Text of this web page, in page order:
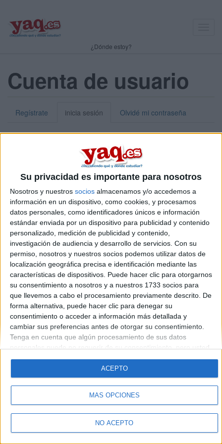
Su privacidad es importante para nosotros
Nosotros y nuestros socios almacenamos y/o accedemos a
información en un dispositivo, como cookies, y procesamos
datos personales, como identificadores únicos e información
estándar enviada por un dispositivo para publicidad y contenido
personalizado, medición de publicidad y contenido,
investigación de audiencia y desarrollo de servicios. Con su
permiso, nosotros y nuestros socios podemos utilizar datos de
localización geográfica precisa e identificación mediante las
características de dispositivos. Puede hacer clic para otorgarnos
su consentimiento a nosotros y a nuestros 1733 socios para
que llevemos a cabo el procesamiento previamente descrito. De
forma alternativa, puede hacer clic para denegar su
consentimiento o acceder a información más detallada y
cambiar sus preferencias antes de otorgar su consentimiento.
Tenga en cuenta que algún procesamiento de sus datos
personales puede no requerir de su consentimiento, pero usted
tiene el derecho de rechazar tal procesamiento. Sus
preferencias se aplicarán solo a este sitio web. Puede cambiar
sus preferencias o retirar su consentimiento en cualquier
momento volviendo a este sitio y haciendo clic en el botón
"Privacidad" en la parte inferior de la página web.
MÁS OPCIONES
NO ACEPTO
ACEPTO
¿Dónde estoy?
Cuenta de usuario
Regístrate inicia sesión Olvidé mi contraseña
Puedes iniciar sesión introduciendo tu nombre de usuario o tu
dirección de correo electrónico.
Contraseña:*
Introduce la contraseña que acompaña a tu nombre de usuario
Quiénes somos|Contactar |Anúnciate
Aviso legal|Politica de privacidad|Condiciones generales
de cookies
© 2003-2026Compás Mediterráneo S.L.- Diego de León 47 - 28006
Madrid [ESPAÑA] - Tel. +34 91 593 2767